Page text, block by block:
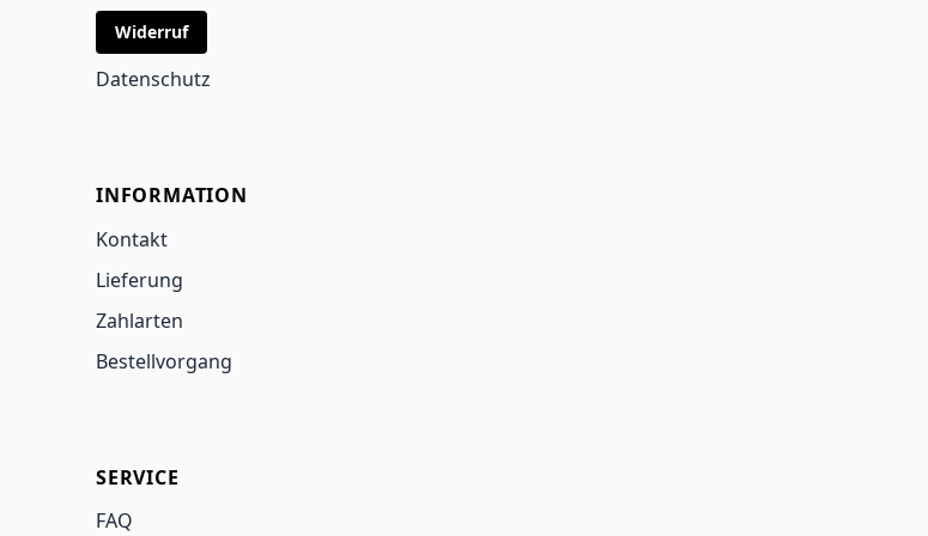
Widerruf
Datenschutz
INFORMATION
Kontakt
Lieferung
Zahlarten
Bestellvorgang
SERVICE
FAQ